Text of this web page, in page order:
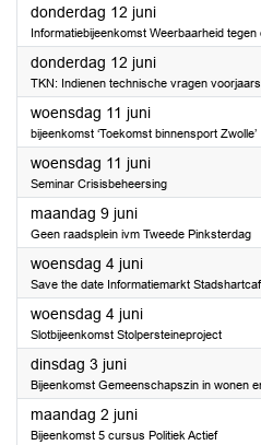
donderdag 12 juni2025
Informatiebijeenkomst Weerbaarheid tegen
donderdag 12 juni2025
TKN: Indienen technische vragen
woensdag 11 juni2025
bijeenkomst ‘Toekomst binnensport Zwolle’
woensdag 11 juni2025
Seminar Crisisbeheersing
maandag 9 juni2025
Geen raadsplein ivm Tweede Pinksterdag
woensdag 4 juni2025
Save the date Informatiemarkt
woensdag 4 juni2025
Slotbijeenkomst Stolpersteineproject
dinsdag 3 juni2025
Bijeenkomst Gemeenschapszin in wonen
maandag 2 juni2025
Bijeenkomst 5 cursus Politiek Actief